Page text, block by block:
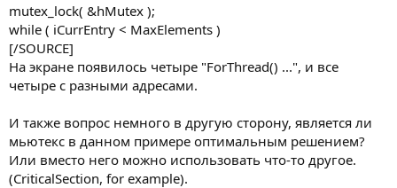
mutex_lock( &hMutex );
while ( iCurrEntry < MaxElements )
[/SOURCE]
На экране появилось четыре "ForThread() ...", и все
четыре с разными адресами.
И также вопрос немного в другую сторону, является ли
мьютекс в данном примере оптимальным решением?
Или вместо него можно использовать что-то другое.
(CriticalSection, for example).